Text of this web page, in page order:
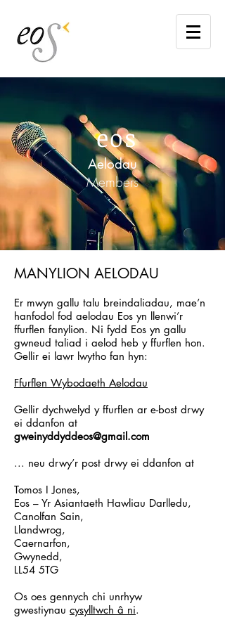
eos
Aelodau
Members
MANYLION AELODAU
Er mwyn gallu talu breindaliadau, mae’n
hanfodol fod aelodau Eos yn llenwi’r
ffurflen fanylion. Ni fydd Eos yn gallu
gwneud taliad i aelod heb y ffurflen hon.
Gellir ei lawr lwytho fan hyn:
Ffurflen Wybodaeth Aelodau
Gellir dychwelyd y ffurflen ar e-bost drwy
ei ddanfon at
gweinyddyddeos@gmail.com
... neu drwy’r post drwy ei ddanfon at
Tomos I Jones,
Eos – Yr Asiantaeth Hawliau Darlledu,
Canolfan Sain,
Llandwrog,
Caernarfon,
Gwynedd,
LL54 5TG
Os oes gennych chi unrhyw
gwestiynau cysylltwch â ni.